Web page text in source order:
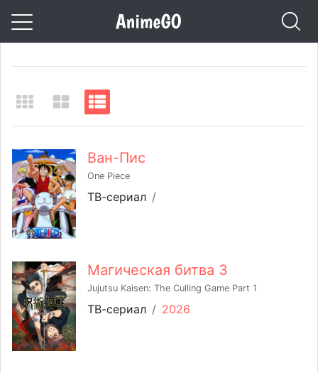
Ван-Пис
One Piece
ТВ-сериал /
Магическая битва 3
Jujutsu Kaisen: The Culling Game Part 1
ТВ-сериал / 2026